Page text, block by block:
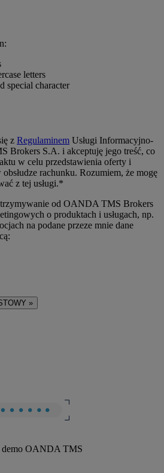
letters
special character
z Regulaminem Usługi Informacyjno-
Brokers S.A. i akceptuję jego treść, co
w celu przedstawienia oferty i
rachunku. Rozumiem, że mogę
z tej usługi.*
od OANDA TMS Brokers
o produktach i usługach, np.
na podane przeze mnie dane
»
demo OANDA TMS